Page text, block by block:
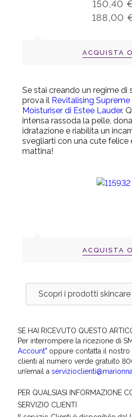
150,40
188,00
ACQUISTA
Se stai creando un regime di
prova il Revitalising
Moisturiser di Estee Lauder.
intensa rassoda la pelle,
idratazione e riabilita un
svegliarti con una cute felice
mattina!
ACQUISTA
Scopri i prodotti
SE HAI RICEVUTO QUESTO
Per interrompere la ricezione di
Account" oppure contatta il nostro
clienti al numero verde gratuito
un’email a
PER QUALSIASI INFORMAZIONE
SERVIZIO CLIENTI